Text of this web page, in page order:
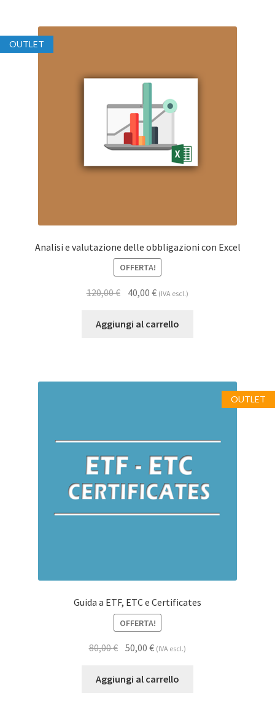
OUTLET
Analisi e valutazione delle obbligazioni con Excel
OFFERTA!
120,00€ 40,00€ (IVA escl.)
Aggiungi al carrello
OUTLET
Guida a ETF, ETC e Certificates
OFFERTA!
80,00€ 50,00€ (IVA escl.)
Aggiungi al carrello